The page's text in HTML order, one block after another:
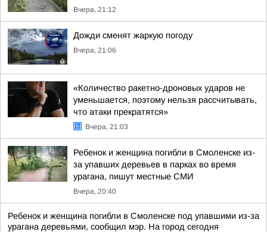
Вчера, 21:12
Дожди сменят жаркую погоду
Вчера, 21:06
«Количество ракетно-дроновых ударов не
уменьшается, поэтому нельзя рассчитывать,
что атаки прекратятся»
Вчера, 21:03
Ребенок и женщина погибли в Смоленске из-
за упавших деревьев в парках во время
урагана, пишут местные СМИ
Вчера, 20:40
Ребенок и женщина погибли в Смоленске под упавшими из-за
урагана деревьями, сообщил мэр. На город сегодня